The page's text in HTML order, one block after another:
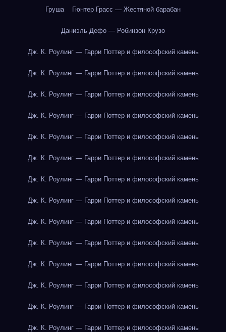
Груша Гюнтер Грасс — Жестяной барабан
Даниэль Дефо — Робинзон Крузо
Дж. К. Роулинг — Гарри Поттер и философский камень
Дж. К. Роулинг — Гарри Поттер и философский камень
Дж. К. Роулинг — Гарри Поттер и философский камень
Дж. К. Роулинг — Гарри Поттер и философский камень
Дж. К. Роулинг — Гарри Поттер и философский камень
Дж. К. Роулинг — Гарри Поттер и философский камень
Дж. К. Роулинг — Гарри Поттер и философский камень
Дж. К. Роулинг — Гарри Поттер и философский камень
Дж. К. Роулинг — Гарри Поттер и философский камень
Дж. К. Роулинг — Гарри Поттер и философский камень
Дж. К. Роулинг — Гарри Поттер и философский камень
Дж. К. Роулинг — Гарри Поттер и философский камень
Дж. К. Роулинг — Гарри Поттер и философский камень
Дж. К. Роулинг — Гарри Поттер и философский камень